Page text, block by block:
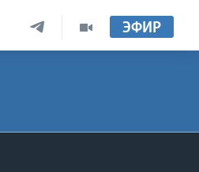
ЭФИР